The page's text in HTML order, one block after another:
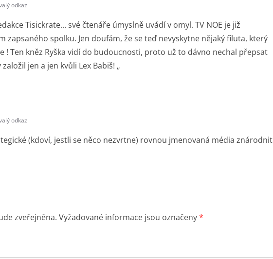
odkaz
Tisickrate… své čtenáře úmyslně uvádí v omyl. TV NOE je již
zapsaného spolku. Jen doufám, že se teď nevyskytne nějaký filuta, který
! Ten kněz Ryška vidí do budoucnosti, proto už to dávno nechal přepsat
jen a jen kvůli Lex Babiš! „
odkaz
(kdoví, jestli se něco nezvrtne) rovnou jmenovaná média znárodnit
zveřejněna. Vyžadované informace jsou označeny*